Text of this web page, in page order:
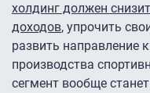
холдинг должен
доходов, упрочить
развить направление
производства
сегмент вообще